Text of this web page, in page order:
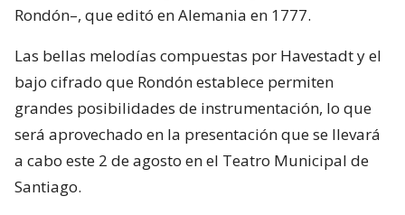
Rondón–, que editó en Alemania en 1777.
Las bellas melodías compuestas por Havestadt y el
bajo cifrado que Rondón establece permiten
grandes posibilidades de instrumentación, lo que
será aprovechado en la presentación que se llevará
a cabo este 2 de agosto en el Teatro Municipal de
Santiago.